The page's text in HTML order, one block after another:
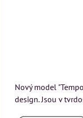
Nový model
design. Jsou v